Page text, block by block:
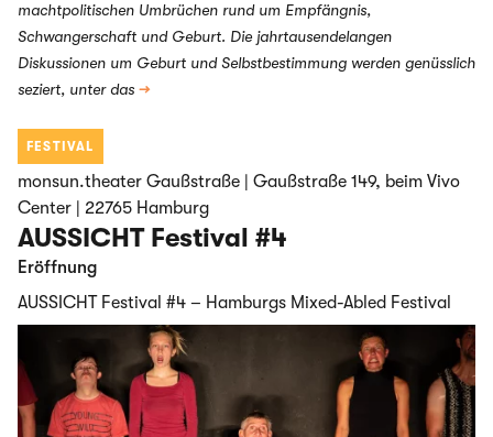
machtpolitischen Umbrüchen rund um Empfängnis,
Schwangerschaft und Geburt. Die jahrtausendelangen
Diskussionen um Geburt und Selbstbestimmung werden genüsslich
seziert, unter das →
FESTIVAL
monsun.theater Gaußstraße | Gaußstraße 149, beim Vivo
Center | 22765 Hamburg
AUSSICHT Festival #4
Eröffnung
AUSSICHT Festival #4 – Hamburgs Mixed-Abled Festival